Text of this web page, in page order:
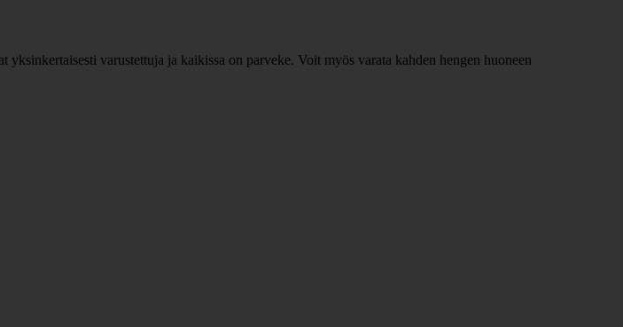
varustettuja ja kaikissa on parveke. Voit myös varata kahden hengen huoneen